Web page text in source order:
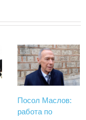
Посол Маслов:
работа по